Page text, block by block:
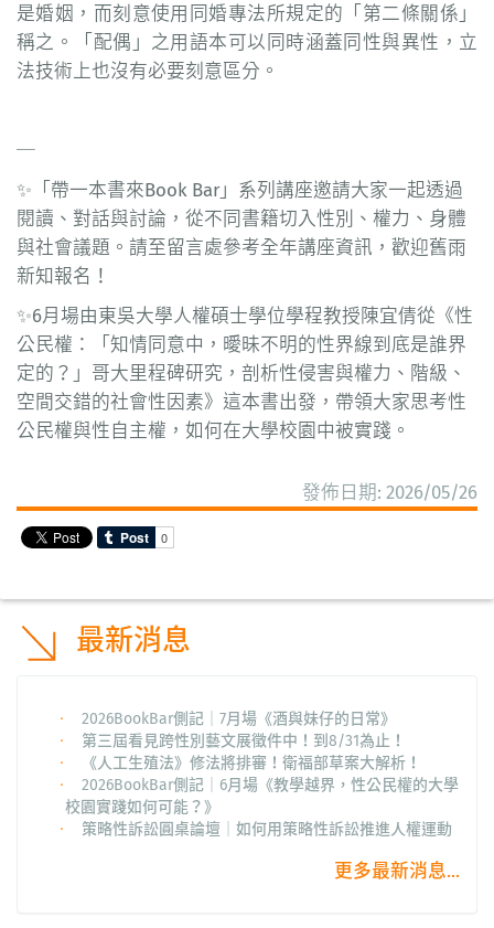
是婚姻，而刻意使用同婚專法所規定的「第二條關係」
稱之。「配偶」之用語本可以同時涵蓋同性與異性，立
法技術上也沒有必要刻意區分。
─
✨「帶一本書來Book Bar」系列講座邀請大家一起透過
閱讀、對話與討論，從不同書籍切入性別、權力、身體
與社會議題。請至留言處參考全年講座資訊，歡迎舊雨
新知報名！
✨6月場由東吳大學人權碩士學位學程教授陳宜倩從《性
公民權：「知情同意中，曖昧不明的性界線到底是誰界
定的？」哥大里程碑研究，剖析性侵害與權力、階級、
空間交錯的社會性因素》這本書出發，帶領大家思考性
公民權與性自主權，如何在大學校園中被實踐。
發佈日期: 2026/05/26
最新消息
2026BookBar側記│7月場《酒與妹仔的日常》
第三屆看見跨性別藝文展徵件中！到8/31為止！
《人工生殖法》修法將排審！衛福部草案大解析！
2026BookBar側記│6月場《教學越界，性公民權的大學
校園實踐如何可能？》
策略性訴訟圓桌論壇│如何用策略性訴訟推進人權運動
更多最新消息...